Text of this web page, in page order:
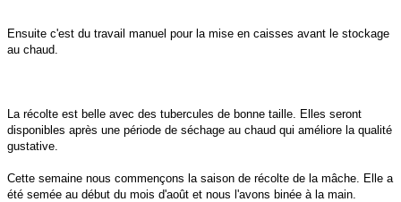
Ensuite c'est du travail manuel pour la mise en caisses avant le stockage
au chaud.
La récolte est belle avec des tubercules de bonne taille. Elles seront
disponibles après une période de séchage au chaud qui améliore la qualité
gustative.
Cette semaine nous commençons la saison de récolte de la mâche. Elle a
été semée au début du mois d'août et nous l'avons binée à la main.